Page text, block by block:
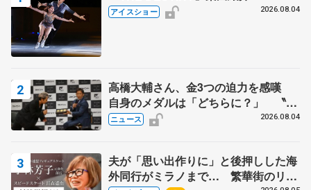
アイスショー 2026.08.04
高橋大輔さん、金3つの迫力を感嘆
自身のメダルは「どちらに？」 〝リ
ス兄弟〟オリンピック3連覇の野村忠
ニュース 2026.08.04
夫が「思い出作りに」と後押しした海
外同行がミラノまで… 繁華街のリン